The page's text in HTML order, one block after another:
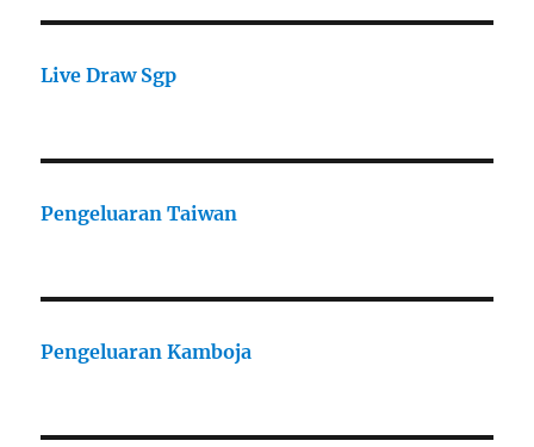
Live Draw Sgp
Pengeluaran Taiwan
Pengeluaran Kamboja